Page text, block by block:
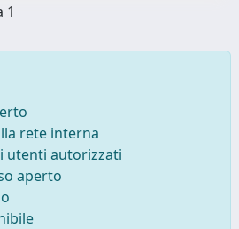
1
rete interna
utenti autorizzati
aperto